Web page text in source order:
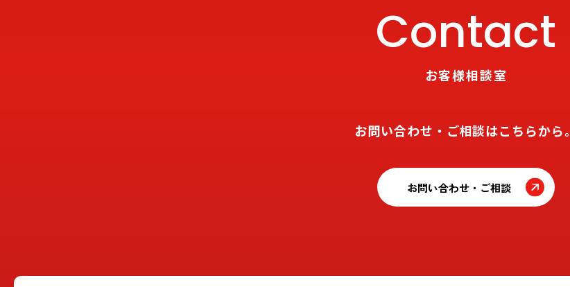
Contact
お客様相談室
お問い合わせ・ご相談はこちらから。
お問い合わせ・ご相談